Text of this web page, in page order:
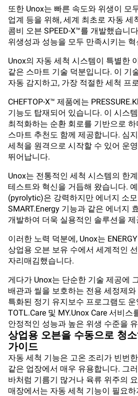
또한 Unox는 빠른 속도와 위생이 모
업계 등을 위해, 세계 최초로 자동 세
콤비 오븐 SPEED-X™를 개발했습니
위생성과 성능을 모두 만족시키는
Unox의 자동 세척 시스템이 특별한
같은 스마트 기술 덕분입니다. 이 기
자동 감지하고, 가장 적절한 세척 프
CHEFTOP-X™ 제품에는
기능도 탑재되어 있습니다. 이 시스
최적화하는 순환 회로를 기반으로
스마트 추천도 함께 제공합니다. 심
세척을 원격으로 시작할 수 있어 운
뛰어납니다.
Unox는 전통적인 세척 시스템의 한
테스트와 혁신을 거듭해 왔습니다.
(pyrolytic)은 강력하지만 에너지 소
SMART.Energy 기능과 같은 에너지
개발하여 더욱 실용적인 솔루션을 제
이러한 노력 덕분에, Unox는
상업용 오븐 보유 수에서 세계적인
자리매김했습니다.
게다가 Unox는 단순한 기술 제공에
배관과 씰을 보호하는 전용 세정제
특화된 정기 유지보수 프로그램도
TOTL.Care 및 MY.Unox Care 서비
안정적인 성능과 높은 위생 수준을
상업용 오븐을 수동으로 청
가이드
자동 세척 기능은 고온 조리가 빈번
같은 업장에서 매우 유용합니다. 그
바처럼 기름기 많거나 육류 위주의
매장에서는 자동 세척 기능이 필요